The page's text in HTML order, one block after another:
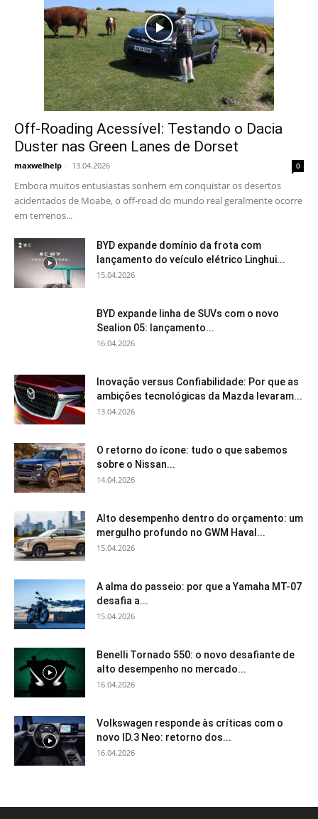
Off-Roading Acessível: Testando o Dacia
Duster nas Green Lanes de Dorset
maxwelhelp - 13.04.2026 0
Embora muitos entusiastas sonhem em conquistar os desertos
acidentados de Moabe, o off-road do mundo real geralmente ocorre
em terrenos...
BYD expande domínio da frota com
lançamento do veículo elétrico Linghui...
15.04.2026
BYD expande linha de SUVs com o novo
Sealion 05: lançamento...
16.04.2026
Inovação versus Confiabilidade: Por que as
ambições tecnológicas da Mazda levaram...
13.04.2026
O retorno do ícone: tudo o que sabemos
sobre o Nissan...
14.04.2026
Alto desempenho dentro do orçamento: um
mergulho profundo no GWM Haval...
15.04.2026
A alma do passeio: por que a Yamaha MT-07
desafia a...
15.04.2026
Benelli Tornado 550: o novo desafiante de
alto desempenho no mercado...
16.04.2026
Volkswagen responde às críticas com o
novo ID.3 Neo: retorno dos...
16.04.2026